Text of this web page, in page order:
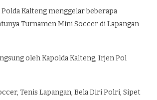
Kalteng menggelar beberapa
Turnamen Mini Soccer di Lapangan
oleh Kapolda Kalteng, Irjen Pol
Tenis Lapangan, Bela Diri Polri, Sipet